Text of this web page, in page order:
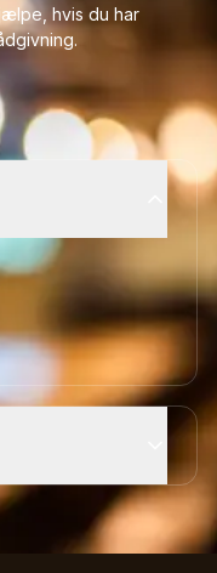
hvis du har